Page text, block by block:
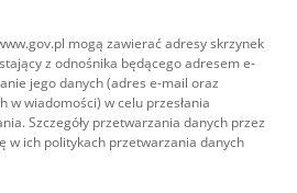
mogą zawierać adresy skrzynek
z odnośnika będącego adresem e-
jego danych (adres e-mail oraz
w wiadomości) w celu przesłania
Szczegóły przetwarzania danych przez
w ich politykach przetwarzania danych